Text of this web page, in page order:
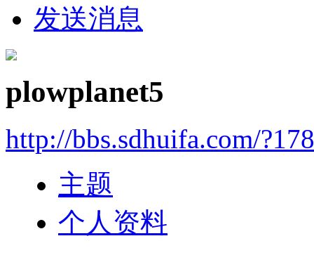
发送消息
plowplanet5
http://bbs.sdhuifa.com/
主题
个人资料